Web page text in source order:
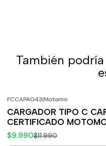
También
FCCAPA043|Motomo
CARGADOR TIPO C
CERTIFICADO
$9.990$11.990